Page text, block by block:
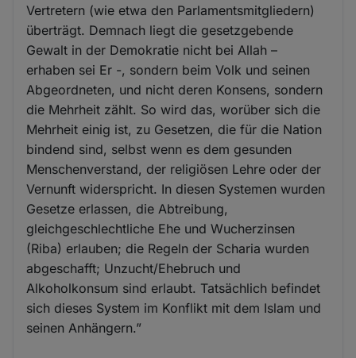
Vertretern (wie etwa den Parlamentsmitgliedern)
überträgt. Demnach liegt die gesetzgebende
Gewalt in der Demokratie nicht bei Allah –
erhaben sei Er -, sondern beim Volk und seinen
Abgeordneten, und nicht deren Konsens, sondern
die Mehrheit zählt. So wird das, worüber sich die
Mehrheit einig ist, zu Gesetzen, die für die Nation
bindend sind, selbst wenn es dem gesunden
Menschenverstand, der religiösen Lehre oder der
Vernunft widerspricht. In diesen Systemen wurden
Gesetze erlassen, die Abtreibung,
gleichgeschlechtliche Ehe und Wucherzinsen
(Riba) erlauben; die Regeln der Scharia wurden
abgeschafft; Unzucht/Ehebruch und
Alkoholkonsum sind erlaubt. Tatsächlich befindet
sich dieses System im Konflikt mit dem Islam und
seinen Anhängern.”